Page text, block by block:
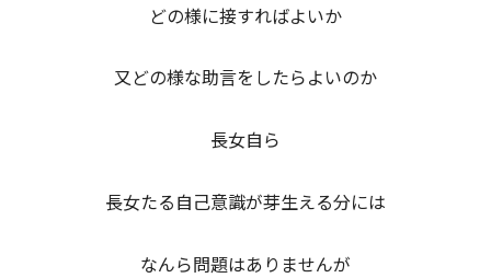
どの様に接すればよいか
又どの様な助言をしたらよいのか
長女自ら
長女たる自己意識が芽生える分には
なんら問題はありませんが